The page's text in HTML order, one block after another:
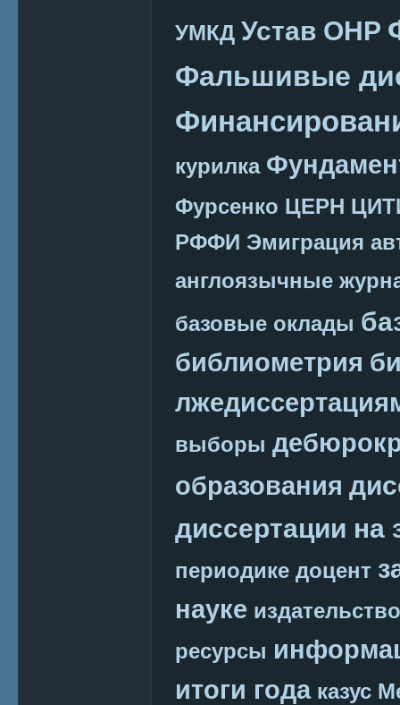
УМКД Устав ОНР
Фальшивые
курилка
Фурсенко ЦЕРН
РФФИ Эмиграция
англоязычные
базовые оклады
библиометрия
выборы
образования
диссертации на
периодике доцент
науке издательство
ресурсы
итоги года казус